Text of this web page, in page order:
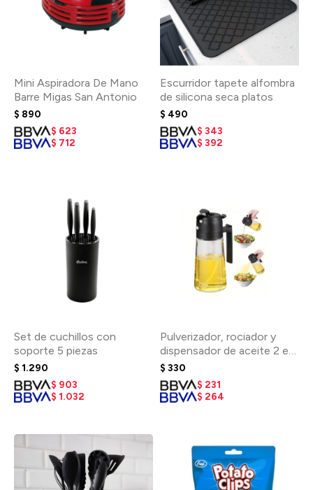
Mini Aspiradora De Mano
Barre Migas San Antonio
$ 890
$ 623
$ 712
Escurridor tapete alfombra
de silicona seca platos
$ 490
$ 343
$ 392
Set de cuchillos con
soporte 5 piezas
$ 1.290
$ 903
$ 1.032
Pulverizador, rociador y
dispensador de aceite 2 en
1
$ 330
$ 231
$ 264